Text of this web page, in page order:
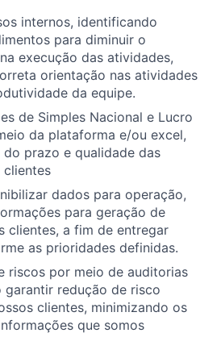
internos, identificando
para diminuir o
execução das atividades,
orientação nas atividades
da equipe.
de Simples Nacional e Lucro
da plataforma e/ou excel,
prazo e qualidade das
clientes
dados para operação,
para geração de
clientes, a fim de entregar
as prioridades definidas.
riscos por meio de auditorias
garantir redução de risco
clientes, minimizando os
que somos